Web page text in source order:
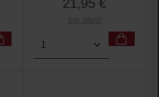
den gewünschten Wert ein
Regulärer Preis:
21,95 €
Inkl. MwSt
Produkt Anzahl: Gib